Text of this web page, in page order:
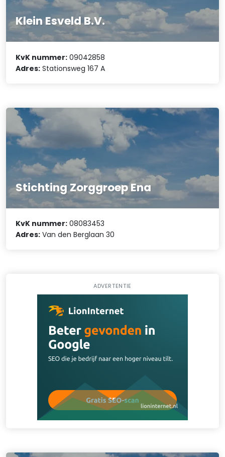
Klein Esveld B.V.
KvK nummer: 09042858
Adres: Stationsweg 167 A
Stichting Zorggroep Ena
KvK nummer: 08083453
Adres: Van den Berglaan 30
ADVERTENTIE